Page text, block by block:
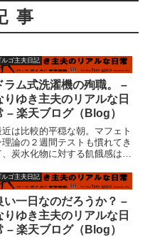
事
ルゴ主夫日記
ラム式洗濯機の殉職。 –
りゆき主夫のリアルな日
– 楽天ブログ（Blog）
近は比較的平穏な朝。マフェト
理論の２週間テストも慣れてき
、炭水化物に対する飢餓感は無
きて行けるような気もしてい
。これもある意味、偏食という
とになるような気もする
・・・ま、いっか！子供たちが
校に言...
ルゴ主夫日記
い一日なのだろうか？ –
りゆき主夫のリアルな日
– 楽天ブログ（Blog）